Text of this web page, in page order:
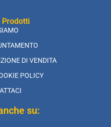
Prodotti
DI VENDITA
POLICY
su: